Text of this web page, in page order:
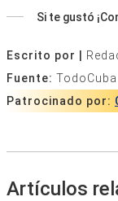
Si te gustó
Escrito por |
Fuente: TodoCuba
Patrocinado por:
Artículos